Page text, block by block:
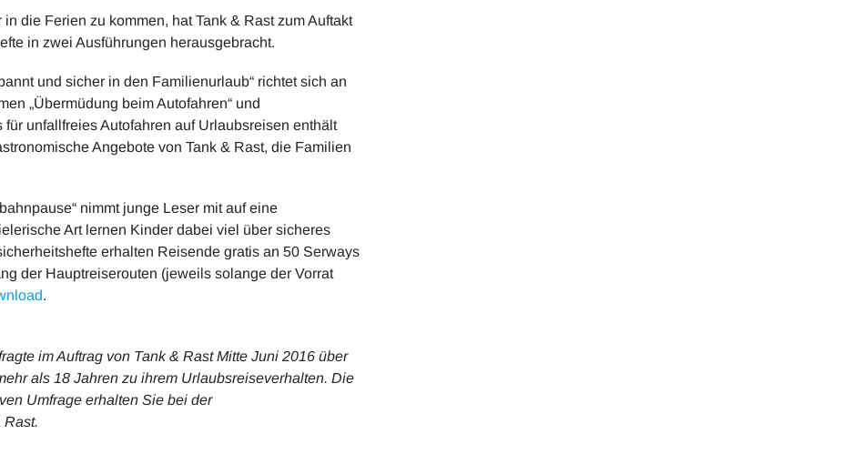
die Ferien zu kommen, hat Tank & Rast zum Auftakt
in zwei Ausführungen herausgebracht.
und sicher in den Familienurlaub“ richtet sich an
„Übermüdung beim Autofahren“ und
für unfallfreies Autofahren auf Urlaubsreisen enthält
Angebote von Tank & Rast, die Familien
nimmt junge Leser mit auf eine
Art lernen Kinder dabei viel über sicheres
erhalten Reisende gratis an 50 Serways
der Hauptreiserouten (jeweils solange der Vorrat
.
im Auftrag von Tank & Rast Mitte Juni 2016 über
als 18 Jahren zu ihrem Urlaubsreiseverhalten. Die
Umfrage erhalten Sie bei der
Rast.